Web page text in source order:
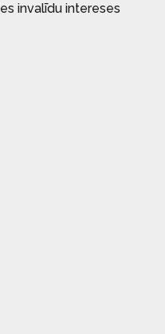
invalīdu intereses